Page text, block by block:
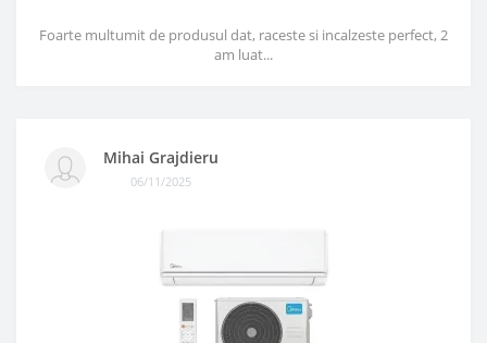
Foarte multumit de produsul dat, raceste si incalzeste perfect, 2
am luat...
Mihai Grajdieru
06/11/2025